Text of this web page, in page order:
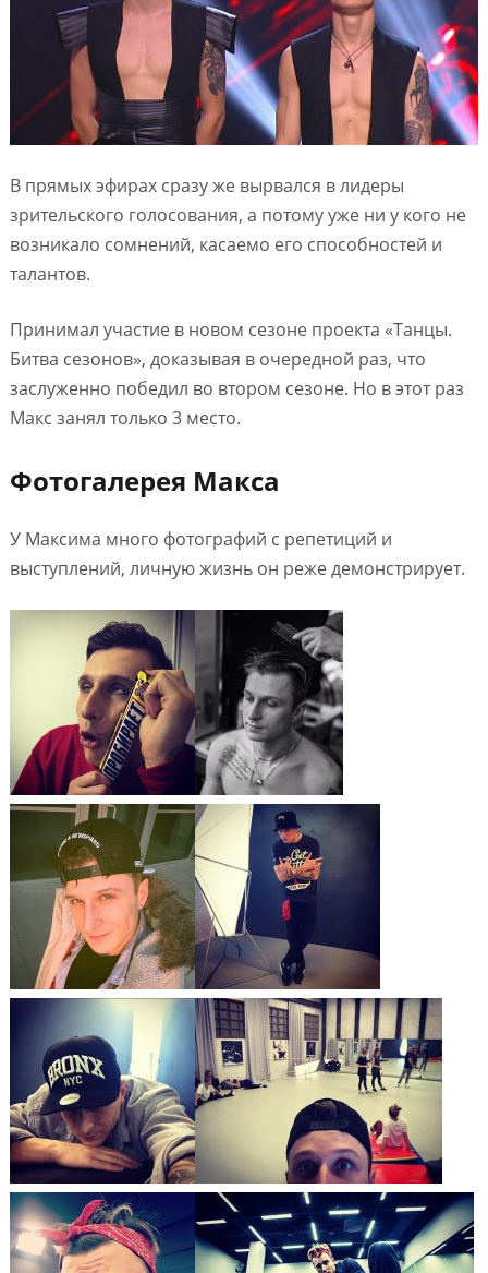
В прямых эфирах сразу же вырвался в лидеры
зрительского голосования, а потому уже ни у кого не
возникало сомнений, касаемо его способностей и
талантов.
Принимал участие в новом сезоне проекта «Танцы.
Битва сезонов», доказывая в очередной раз, что
заслуженно победил во втором сезоне. Но в этот раз
Макс занял только 3 место.
Фотогалерея Макса
У Максима много фотографий с репетиций и
выступлений, личную жизнь он реже демонстрирует.